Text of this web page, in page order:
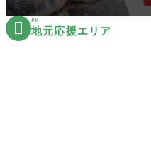
 PR
地元応援エリア